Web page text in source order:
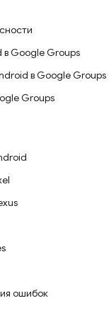
Google Groups
в Google Groups
Groups
ошибок